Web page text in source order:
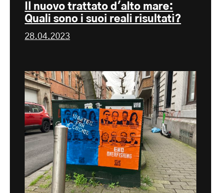
Il nuovo trattato d'alto mare:
Quali sono i suoi reali risultati?
28.04.2023